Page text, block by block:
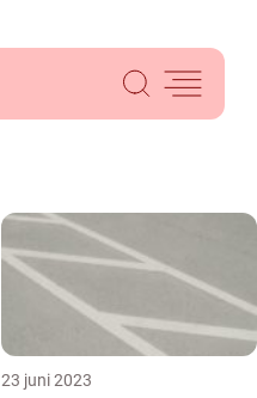
23 juni 2023